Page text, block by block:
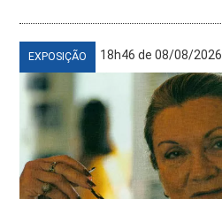
EXPOSIÇÃO 18h46 de 08/08/2026